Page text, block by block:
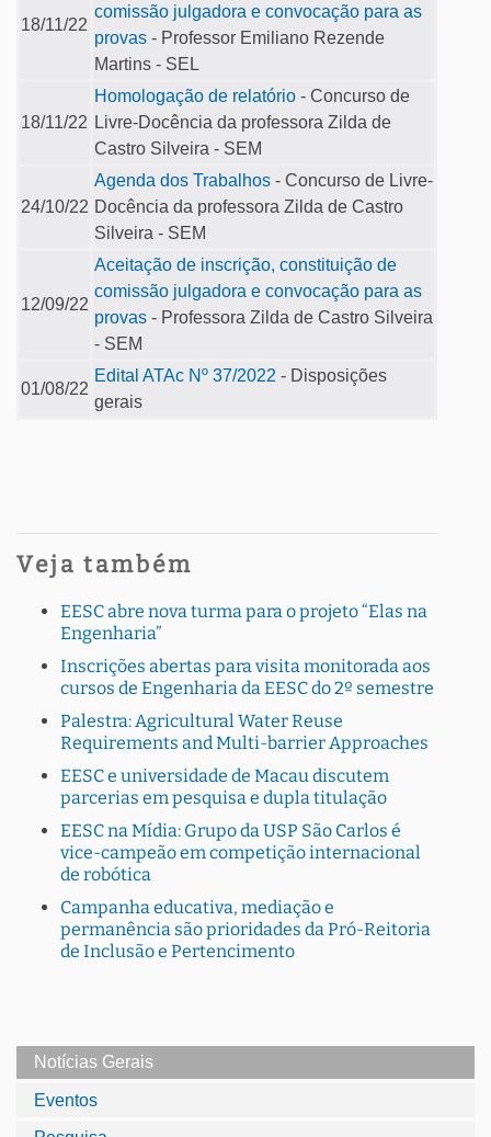
18/11/22
comissão julgadora e convocação para as
provas - Professor Emiliano Rezende
Martins - SEL
18/11/22
Homologação de relatório - Concurso de
Livre-Docência da professora Zilda de
Castro Silveira - SEM
24/10/22
Agenda dos Trabalhos - Concurso de Livre-
Docência da professora Zilda de Castro
Silveira - SEM
12/09/22
Aceitação de inscrição, constituição de
comissão julgadora e convocação para as
provas - Professora Zilda de Castro Silveira
- SEM
01/08/22
Edital ATAc Nº 37/2022 - Disposições
gerais
Veja também
EESC abre nova turma para o projeto “Elas na
Engenharia”
Inscrições abertas para visita monitorada aos
cursos de Engenharia da EESC do 2º semestre
Palestra: Agricultural Water Reuse
Requirements and Multi-barrier Approaches
EESC e universidade de Macau discutem
parcerias em pesquisa e dupla titulação
EESC na Mídia: Grupo da USP São Carlos é
vice-campeão em competição internacional
de robótica
Campanha educativa, mediação e
permanência são prioridades da Pró-Reitoria
de Inclusão e Pertencimento
Notícias Gerais
Eventos